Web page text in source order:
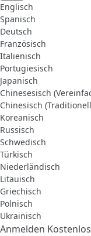
Englisch
Spanisch
Deutsch
Französisch
Italienisch
Portugiesisch
Japanisch
Chinesesisch
Chinesisch
Koreanisch
Russisch
Schwedisch
Türkisch
Niederländisch
Litauisch
Griechisch
Polnisch
Ukrainisch
Anmelden